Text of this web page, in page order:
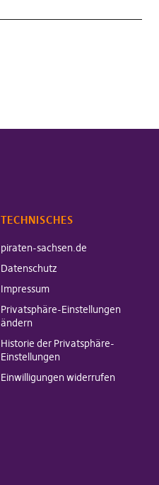
TECHNISCHES
piraten-sachsen.de
Datenschutz
Impressum
Privatsphäre-Einstellungen
ändern
Historie der Privatsphäre-
Einstellungen
Einwilligungen widerrufen